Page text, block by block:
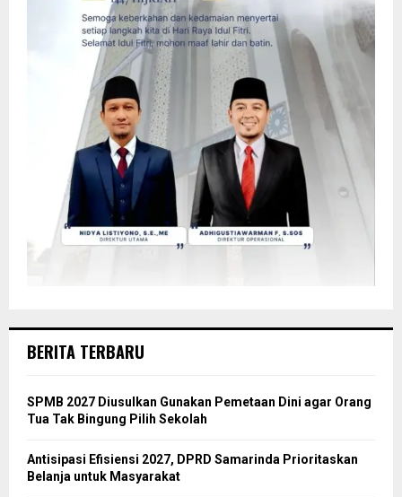
BERITA TERBARU
SPMB 2027 Diusulkan Gunakan Pemetaan Dini agar Orang
Tua Tak Bingung Pilih Sekolah
Antisipasi Efisiensi 2027, DPRD Samarinda Prioritaskan
Belanja untuk Masyarakat